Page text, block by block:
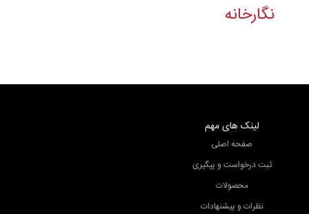
نگارخانه
لینک های مهم
صفحه اصلی
ثبت درخواست و پیگیری
محصولات
نظرات و پیشنهادات